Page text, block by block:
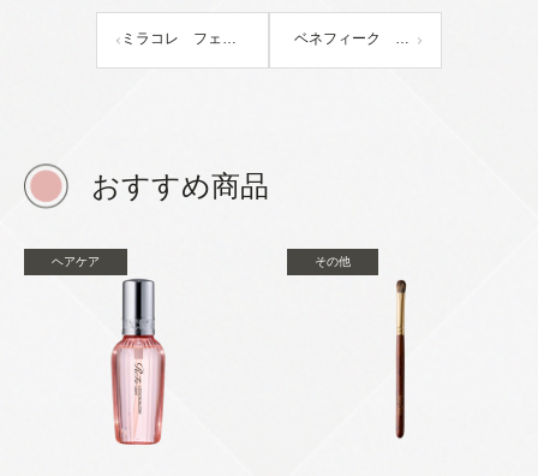
ミラコレ フェースアップパウダー2025 ベネフィーク スターターセットⅡ
おすすめ商品
ヘアケア その他